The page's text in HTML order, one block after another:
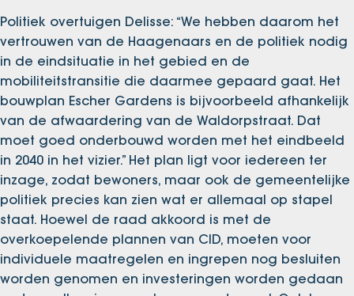
Politiek overtuigen Delisse: “We hebben daarom het
vertrouwen van de Haagenaars en de politiek nodig
in de eindsituatie in het gebied en de
mobiliteitstransitie die daarmee gepaard gaat. Het
bouwplan Escher Gardens is bijvoorbeeld afhankelijk
van de afwaardering van de Waldorpstraat. Dat
moet goed onderbouwd worden met het eindbeeld
in 2040 in het vizier.” Het plan ligt voor iedereen ter
inzage, zodat bewoners, maar ook de gemeentelijke
politiek precies kan zien wat er allemaal op stapel
staat. Hoewel de raad akkoord is met de
overkoepelende plannen van CID, moeten voor
individuele maatregelen en ingrepen nog besluiten
worden genomen en investeringen worden gedaan